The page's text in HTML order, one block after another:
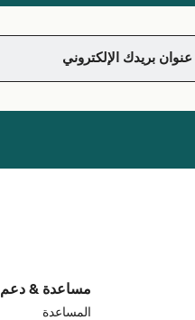
مساعدة & دعم
المساعدة